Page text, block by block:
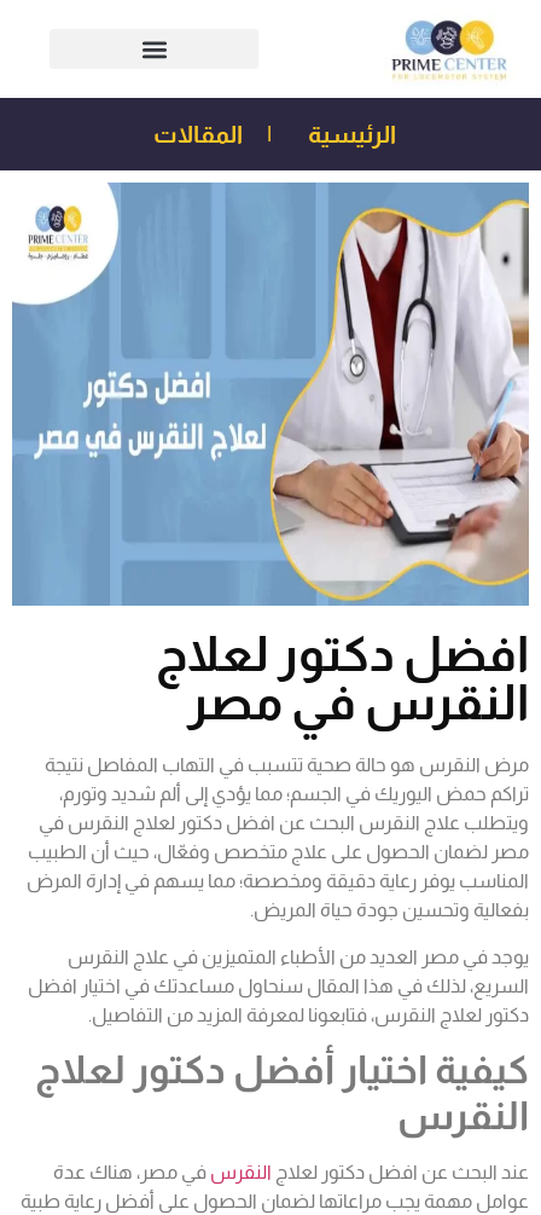
الرئيسية | المقالات
افضل دكتور لعلاج
النقرس في مصر
مرض النقرس هو حالة صحية تتسبب في التهاب المفاصل نتيجة
تراكم حمض اليوريك في الجسم؛ مما يؤدي إلى ألم شديد وتورم،
ويتطلب علاج النقرس البحث عن افضل دكتور لعلاج النقرس في
مصر لضمان الحصول على علاج متخصص وفعّال، حيث أن الطبيب
المناسب يوفر رعاية دقيقة ومخصصة؛ مما يسهم في إدارة المرض
بفعالية وتحسين جودة حياة المريض.
يوجد في مصر العديد من الأطباء المتميزين في علاج النقرس
السريع، لذلك في هذا المقال سنحاول مساعدتك في اختيار افضل
دكتور لعلاج النقرس، فتابعونا لمعرفة المزيد من التفاصيل.
كيفية اختيار أفضل دكتور لعلاج
النقرس
عند البحث عن افضل دكتور لعلاج النقرس في مصر، هناك عدة
عوامل مهمة يجب مراعاتها لضمان الحصول على أفضل رعاية طبية